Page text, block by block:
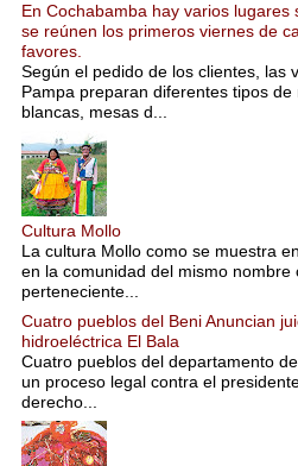
En Cochabamba hay varios
se reúnen los primeros viernes de
favores.
Según el pedido de los clientes, las
Pampa preparan diferentes tipos de
blancas, mesas d...
Cultura Mollo
La cultura Mollo como se muestra
en la comunidad del mismo
perteneciente...
Cuatro pueblos del Beni Anuncian
hidroeléctrica El Bala
Cuatro pueblos del departamento
un proceso legal contra el
derecho...